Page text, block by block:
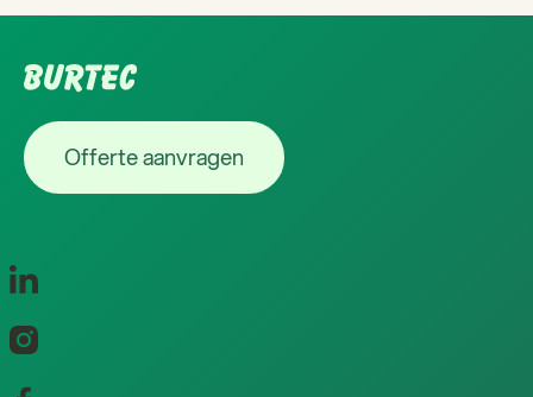
Footer
Offerte aanvragen